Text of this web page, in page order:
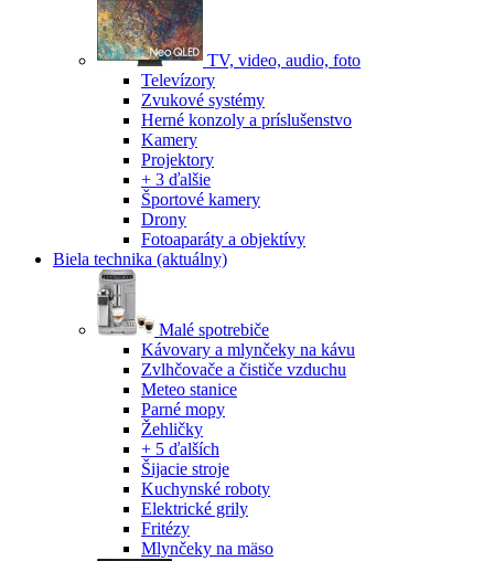
TV, video, audio, foto
Televízory
Zvukové systémy
Herné konzoly a príslušenstvo
Kamery
Projektory
+ 3 ďalšie
Športové kamery
Drony
Fotoaparáty a objektívy
Biela technika (aktuálny)
Malé spotrebiče
Kávovary a mlynčeky na kávu
Zvlhčovače a čističe vzduchu
Meteo stanice
Parné mopy
Žehličky
+ 5 ďalších
Šijacie stroje
Kuchynské roboty
Elektrické grily
Fritézy
Mlynčeky na mäso